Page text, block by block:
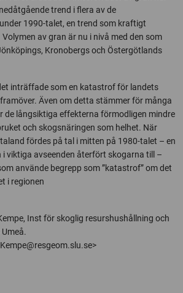
trend i flera av de
1990-talet, en trend som kraftigt
av gran är nu i nivå med den som
Kronobergs och Östergötlands
inträffade som en katastrof för landets
Även om detta stämmer för många
de långsiktiga effekterna förmodligen mindre
och skogsnäringen som helhet. När
fördes på tal i mitten på 1980-talet – en
viktiga avseenden återfört skogarna till –
använde begrepp som ”katastrof” om det
i regionen
Inst för skoglig resurshushållning och